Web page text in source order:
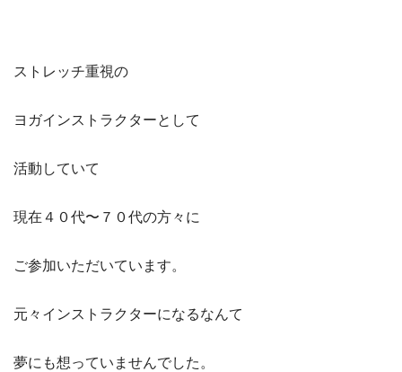
ストレッチ重視の
ヨガインストラクターとして
活動していて
現在４０代〜７０代の方々に
ご参加いただいています。
元々インストラクターになるなんて
夢にも想っていませんでした。